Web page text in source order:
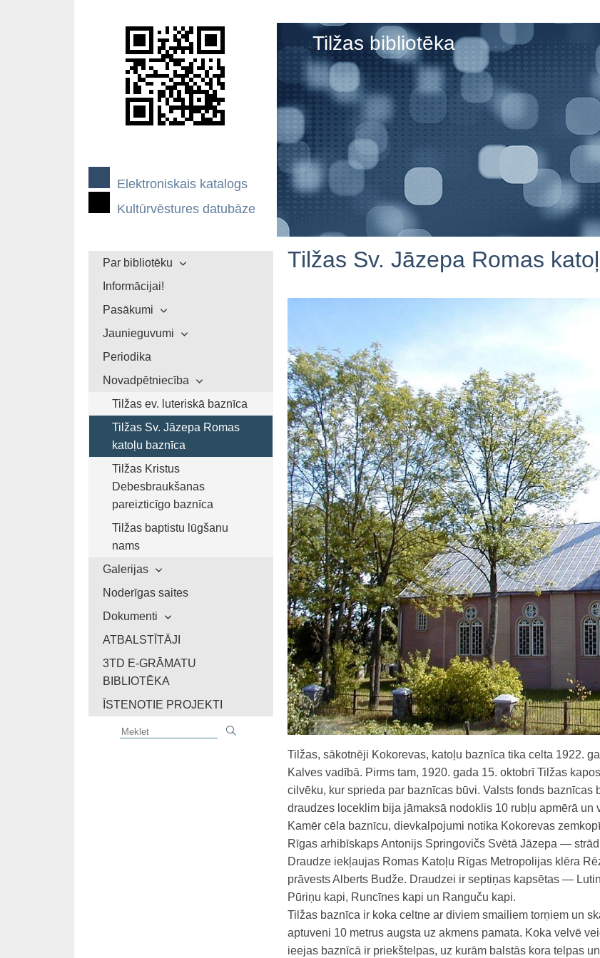
Elektroniskais katalogs
Kultūrvēstures datubāze
Tilžas bibliotēka
Par bibliotēku
Informācijai!
Pasākumi
Jaunieguvumi
Periodika
Novadpētniecība
Tilžas ev. luteriskā baznīca
Tilžas Sv. Jāzepa Romas
katoļu baznīca
Tilžas Kristus
Debesbraukšanas
pareizticīgo baznīca
Tilžas baptistu lūgšanu
nams
Galerijas
Noderīgas saites
Dokumenti
ATBALSTĪTĀJI
3TD E-GRĀMATU
BIBLIOTĒKA
ĪSTENOTIE PROJEKTI
Tilžas Sv. Jāzepa Romas
Tilžas, sākotnēji Kokorevas, katoļu baznīca tika celta 1922.
Kalves vadībā. Pirms tam, 1920. gada 15. oktobrī Tilžas
cilvēku, kur sprieda par baznīcas būvi. Valsts fonds
draudzes loceklim bija jāmaksā nodoklis 10 rubļu apmērā
Kamēr cēla baznīcu, dievkalpojumi notika Kokorevas
Rīgas arhibīskaps Antonijs Springovičs Svētā Jāzepa —
Draudze iekļaujas Romas Katoļu Rīgas Metropolijas klēra
prāvests Alberts Budže. Draudzei ir septiņas kapsētas —
Pūriņu kapi, Runcīnes kapi un Ranguču kapi.
Tilžas baznīca ir koka celtne ar diviem smailiem torņiem un
aptuveni 10 metrus augsta uz akmens pamata. Koka velvē
ieejas baznīcā ir priekštelpas, uz kurām balstās kora telpas